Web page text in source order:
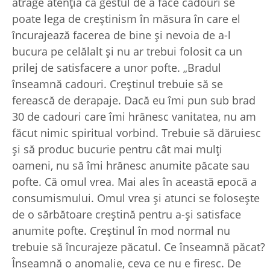
poate lega de creștinism în măsura în care el
încurajează facerea de bine și nevoia de a-l
bucura pe celălalt și nu ar trebui folosit ca un
prilej de satisfacere a unor pofte. „Bradul
înseamnă cadouri. Creștinul trebuie să se
ferească de derapaje. Dacă eu îmi pun sub brad
30 de cadouri care îmi hrănesc vanitatea, nu am
făcut nimic spiritual vorbind. Trebuie să dăruiesc
și să produc bucurie pentru cât mai mulți
oameni, nu să îmi hrănesc anumite păcate sau
pofte. Că omul vrea. Mai ales în această epocă a
consumismului. Omul vrea și atunci se folosește
de o sărbătoare creștină pentru a-și satisface
anumite pofte. Creștinul în mod normal nu
trebuie să încurajeze păcatul. Ce înseamnă păcat?
Înseamnă o anomalie, ceva ce nu e firesc. De